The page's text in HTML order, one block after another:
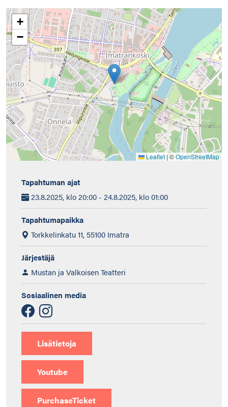
+
−
Leaflet | ©OpenStreetMap
Tapahtuman ajat
23.8.2025, klo 20:00 - 24.8.2025, klo 01:00
Tapahtumapaikka
Torkkelinkatu 11, 55100 Imatra
Järjestäjä
Mustan ja Valkoisen Teatteri
Sosiaalinen media
Lisätietoja
Youtube
PurchaseTicket